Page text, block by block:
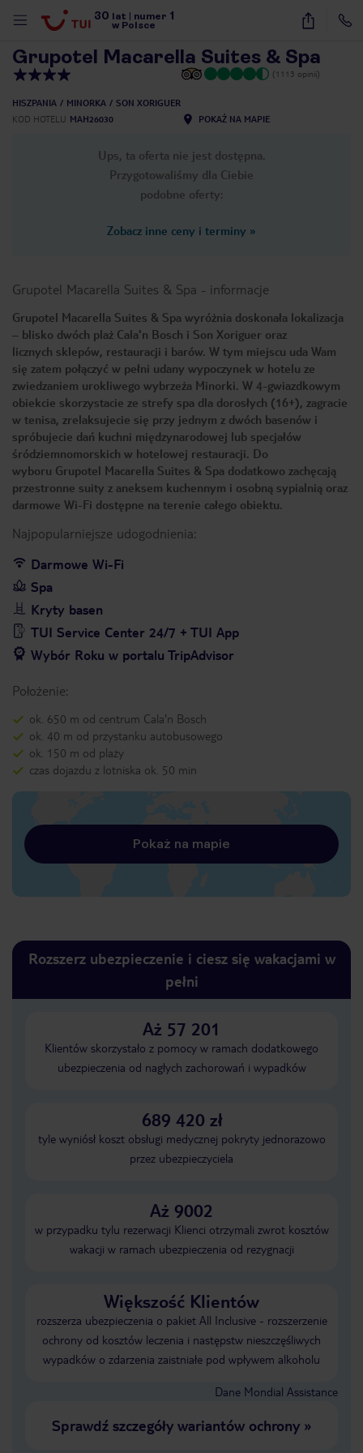
30 lat numer 1
w Polsce
31
Grupotel Macarella Suites & Spa
(1113 opinii)
HISZPANIA MINORKA
SON XORIGUER
KOD HOTELU MAH26030 POKAŻ NA MAPIE
Ups, ta oferta nie jest dostępna.
Przygotowaliśmy dla Ciebie
podobne oferty:
Zobacz inne ceny i terminy »
Grupotel Macarella Suites & Spa - informacje
Grupotel Macarella Suites & Spa wyróżnia doskonała lokalizacja
– blisko dwóch plaż Cala'n Bosch i Son Xoriguer oraz
licznych sklepów, restauracji i barów. W tym miejscu uda Wam
się zatem połączyć w pełni udany wypoczynek w hotelu ze
zwiedzaniem urokliwego wybrzeża Minorki. W 4-gwiazdkowym
obiekcie skorzystacie ze strefy spa dla dorosłych (16+), zagracie
w tenisa, zrelaksujecie się przy jednym z dwóch basenów i
spróbujecie dań kuchni międzynarodowej lub specjałów
śródziemnomorskich w hotelowej restauracji. Do
wyboru Grupotel Macarella Suites & Spa dodatkowo zachęcają
przestronne suity z aneksem kuchennym i osobną sypialnią oraz
darmowe Wi-Fi dostępne na terenie całego obiektu.
Najpopularniejsze udogodnienia:
Darmowe Wi-Fi
Spa
Kryty basen
TUI Service Center 24/7 + TUI App
Wybór Roku w portalu TripAdvisor
Położenie:
ok. 650 m od centrum Cala'n Bosch
ok. 40 m od przystanku autobusowego
ok. 150 m od plaży
czas dojazdu z lotniska ok. 50 min
Pokaż na mapie
Rozszerz ubezpieczenie i ciesz się wakacjami w
pełni
Aż 57 201
Klientów skorzystało z pomocy w ramach dodatkowego
ubezpieczenia od nagłych zachorowań i wypadków
689 420 zł
tyle wyniósł koszt obsługi medycznej pokryty jednorazowo
przez ubezpieczyciela
Aż 9002
w przypadku tylu rezerwacji Klienci otrzymali zwrot kosztów
wakacji w ramach ubezpieczenia od rezygnacji
Większość Klientów
rozszerza ubezpieczenia o pakiet All Inclusive - rozszerzenie
ochrony od kosztów leczenia i następstw nieszczęśliwych
wypadków o zdarzenia zaistniałe pod wpływem alkoholu
Dane Mondial Assistance
Sprawdź szczegóły wariantów ochrony»